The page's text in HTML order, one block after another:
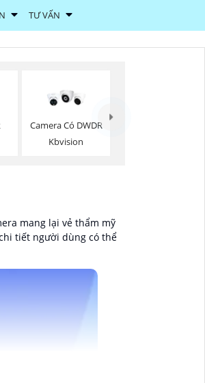
TƯ VẤN
Camera Có DWDR
Kbvision
mang lại vẻ thẩm mỹ
tiết người dùng có thể